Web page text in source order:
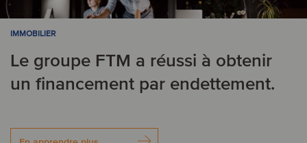
IMMOBILIER
Le groupe FTM a réussi à obtenir
un financement par endettement.